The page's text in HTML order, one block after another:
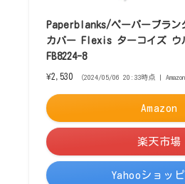
Paperblanks/ペーパーブラン
カバー Flexis ターコイズ ウ
FB8224-8
¥2,530 （2024/05/06 20:33時点 | Amazon
Amazon
楽天市場
Yahooショッ